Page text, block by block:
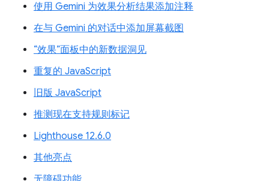
使用 Gemini 为效果分析结果添加注释
在与 Gemini 的对话中添加屏幕截图
“效果”面板中的新数据洞见
重复的 JavaScript
旧版 JavaScript
推测现在支持规则标记
Lighthouse 12.6.0
其他亮点